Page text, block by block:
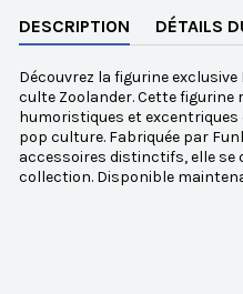
DESCRIPTION DÉTAILS
Découvrez la figurine
culte Zoolander. Cette
humoristiques et excentriques
pop culture. Fabriquée par
accessoires distinctifs, elle se
collection. Disponible